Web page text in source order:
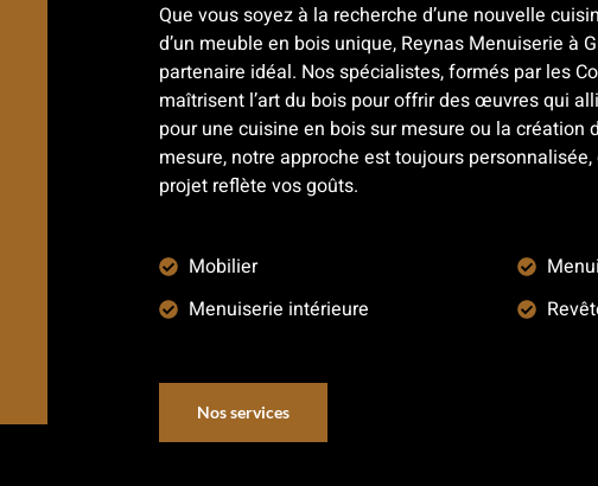
Que vous soyez à la recherche d’une nouvelle
d’un meuble en bois unique, Reynas Menuiserie à
partenaire idéal. Nos spécialistes, formés par les
maîtrisent l’art du bois pour offrir des œuvres qui
pour une cuisine en bois sur mesure ou la création
mesure, notre approche est toujours
projet reflète vos goûts.
Mobilier
Menuiserie intérieure
Nos services